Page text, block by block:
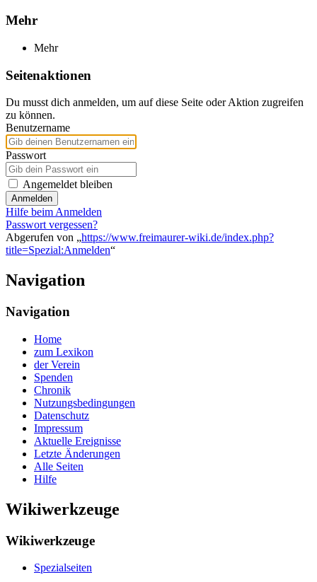
Mehr
Mehr
Seitenaktionen
Du musst dich anmelden, um auf diese Seite oder Aktion zugreifen
zu können.
Benutzername
Passwort
Angemeldet bleiben
Anmelden
Hilfe beim Anmelden
Passwort vergessen?
Abgerufen von „https://www.freimaurer-wiki.de/index.php?
title=Spezial:Anmelden“
Navigation
Navigation
Home
zum Lexikon
der Verein
Spenden
Chronik
Nutzungsbedingungen
Datenschutz
Impressum
Aktuelle Ereignisse
Letzte Änderungen
Alle Seiten
Hilfe
Wikiwerkzeuge
Wikiwerkzeuge
Spezialseiten